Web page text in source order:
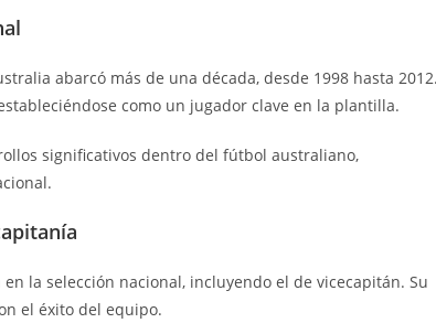
abarcó más de una década, desde 1998 hasta
como un jugador clave en la plantilla.
significativos dentro del fútbol australiano,
la selección nacional, incluyendo el de vicecapitán. Su
el éxito del equipo.